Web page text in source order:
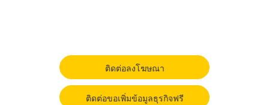
ติดต่อลงโฆษณา
ติดต่อขอเพิ่มข้อมูลธุรกิจฟรี